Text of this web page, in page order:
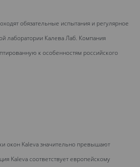
обязательные испытания и регулярное
лаборатории Калева Лаб. Компания
к особенностям российского
окон Kaleva значительно превышают
Kaleva соответствует европейскому